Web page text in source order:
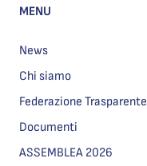
MENU
News
Chi siamo
Federazione Trasparente
Documenti
ASSEMBLEA 2026